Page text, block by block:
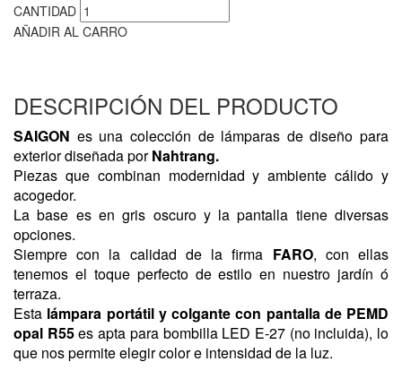
CANTIDAD
AÑADIR AL CARRO
DESCRIPCIÓN DEL PRODUCTO
SAIGON es una colección de lámparas de diseño para
exterior diseñada porNahtrang.
Piezas que combinan modernidad y ambiente cálido y
acogedor.
La base es en gris oscuro y la pantalla tiene diversas
opciones.
Siempre con la calidad de la firma FARO, con ellas
tenemos el toque perfecto de estilo en nuestro jardín ó
terraza.
Esta lámpara portátil y colgante con pantalla de PEMD
opal R55es apta para bombilla LED E-27 (no incluida), lo
que nos permite elegir color e intensidad de la luz.